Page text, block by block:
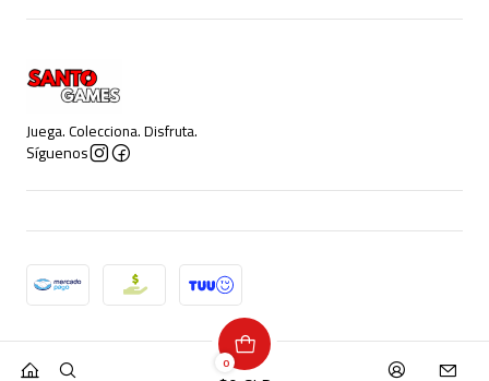
0
Juega. Colecciona. Disfruta.
Síguenos
2026 Santo Games.
Todos los derechos reservados.Desarrollado por Jumpseller.